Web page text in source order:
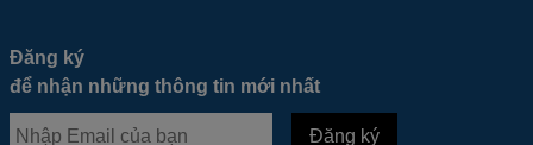
Đăng ký
để nhận những thông tin mới nhất